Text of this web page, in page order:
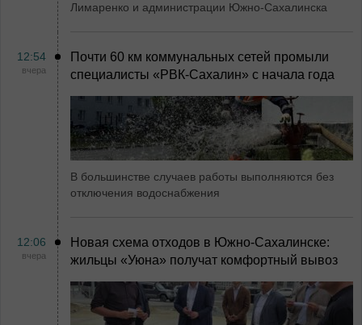
Лимаренко и администрации Южно-Сахалинска
12:54
вчера
Почти 60 км коммунальных сетей промыли
специалисты «РВК‑Сахалин» с начала года
В большинстве случаев работы выполняются без
отключения водоснабжения
12:06
вчера
Новая схема отходов в Южно-Сахалинске:
жильцы «Уюна» получат комфортный вывоз